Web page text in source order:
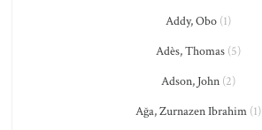
Addy, Obo (1)
Adès, Thomas (5)
Adson, John (2)
Ağa, Zurnazen Ibrahim (1)